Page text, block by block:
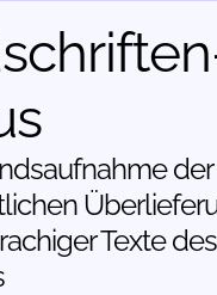
der
Texte des